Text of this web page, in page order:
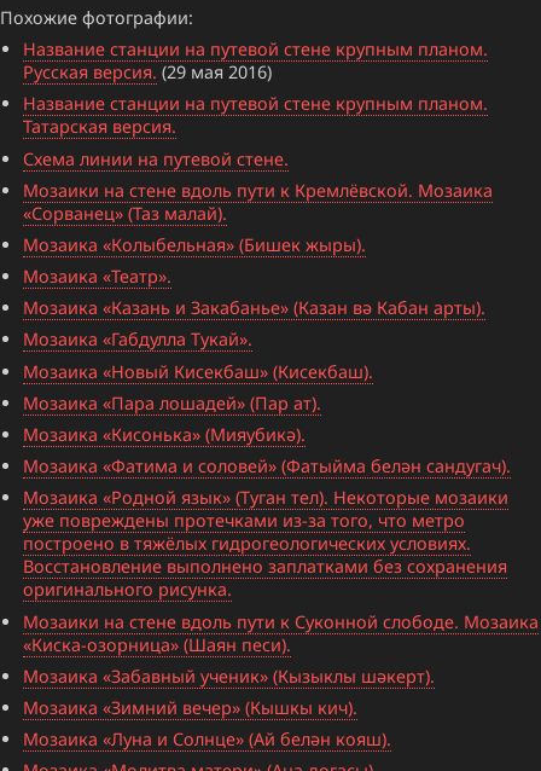
Похожие фотографии:
Название станции на путевой стене крупным планом.
Русская версия. (29 мая 2016)
Название станции на путевой стене крупным планом.
Татарская версия.
Схема линии на путевой стене.
Мозаики на стене вдоль пути к Кремлёвской. Мозаика
«Сорванец» (Таз малай).
Мозаика «Колыбельная» (Бишек жыры).
Мозаика «Театр».
Мозаика «Казань и Закабанье» (Казан вә Кабан арты).
Мозаика «Габдулла Тукай».
Мозаика «Новый Кисекбаш» (Кисекбаш).
Мозаика «Пара лошадей» (Пар ат).
Мозаика «Кисонька» (Мияубикә).
Мозаика «Фатима и соловей» (Фатыйма белән сандугач).
Мозаика «Родной язык» (Туган тел). Некоторые мозаики
уже повреждены протечками из-за того, что метро
построено в тяжёлых гидрогеологических условиях.
Восстановление выполнено заплатками без сохранения
оригинального рисунка.
Мозаики на стене вдоль пути к Суконной слободе. Мозаика
«Киска-озорница» (Шаян песи).
Мозаика «Забавный ученик» (Кызыклы шәкерт).
Мозаика «Зимний вечер» (Кышкы кич).
Мозаика «Луна и Солнце» (Ай белән кояш).